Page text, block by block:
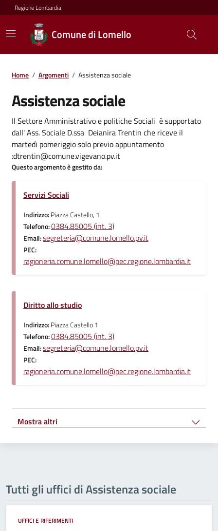
Regione Lombardia
Comune di Lomello
Home / Argomenti / Assistenza sociale
Assistenza sociale
Il Settore Amministrativo e politiche Sociali è supportato
dall' Ass. Sociale D.ssa Deianira Trentin che riceve il
martedì pomeriggio solo previo appuntamento
:dtrentin@comune.vigevano.pv.it
Questo argomento è gestito da:
Servizi Sociali
Indirizzo:Piazza Castello, 1
Telefono:0384.85005 (int. 3)
Email:segreteria@comune.lomello.pv.it
PEC:
ragioneria.comune.lomello@pec.regione.lombardia.it
Diritto allo studio
Indirizzo:Piazza Castello 1
Telefono:0384.85005 (int. 3)
Email:segreteria@comune.lomello.pv.it
PEC:
ragioneria.comune.lomello@pec.regione.lombardia.it
Mostra altri
Tutti gli uffici di Assistenza sociale
UFFICI E RIFERIMENTI